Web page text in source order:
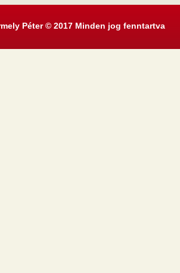
Péter © 2017 Minden jog fenntartva